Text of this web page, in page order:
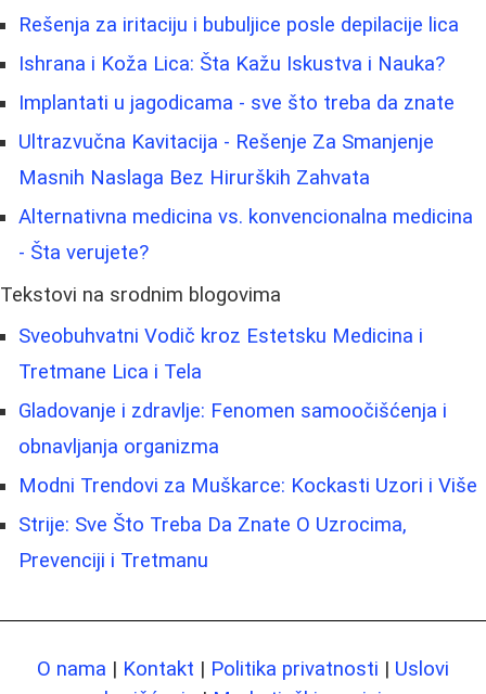
Rešenja za iritaciju i bubuljice posle depilacije lica
Ishrana i Koža Lica: Šta Kažu Iskustva i Nauka?
Implantati u jagodicama - sve što treba da znate
Ultrazvučna Kavitacija - Rešenje Za Smanjenje
Masnih Naslaga Bez Hirurških Zahvata
Alternativna medicina vs. konvencionalna medicina
- Šta verujete?
Tekstovi na srodnim blogovima
Sveobuhvatni Vodič kroz Estetsku Medicina i
Tretmane Lica i Tela
Gladovanje i zdravlje: Fenomen samoočišćenja i
obnavljanja organizma
Modni Trendovi za Muškarce: Kockasti Uzori i Više
Strije: Sve Što Treba Da Znate O Uzrocima,
Prevenciji i Tretmanu
O nama | Kontakt | Politika privatnosti | Uslovi